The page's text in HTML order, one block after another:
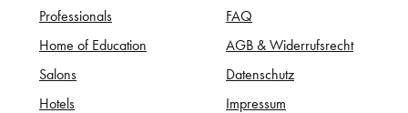
Professionals
Home of Education
Salons
Hotels
FAQ
AGB & Widerrufsrecht
Datenschutz
Impressum